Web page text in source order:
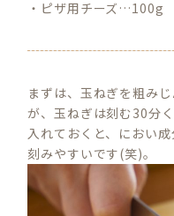
・ピザ用チーズ…100g
まずは、玉ねぎを粗み
が、玉ねぎは刻む30分
入れておくと、におい
刻みやすいです(笑)。